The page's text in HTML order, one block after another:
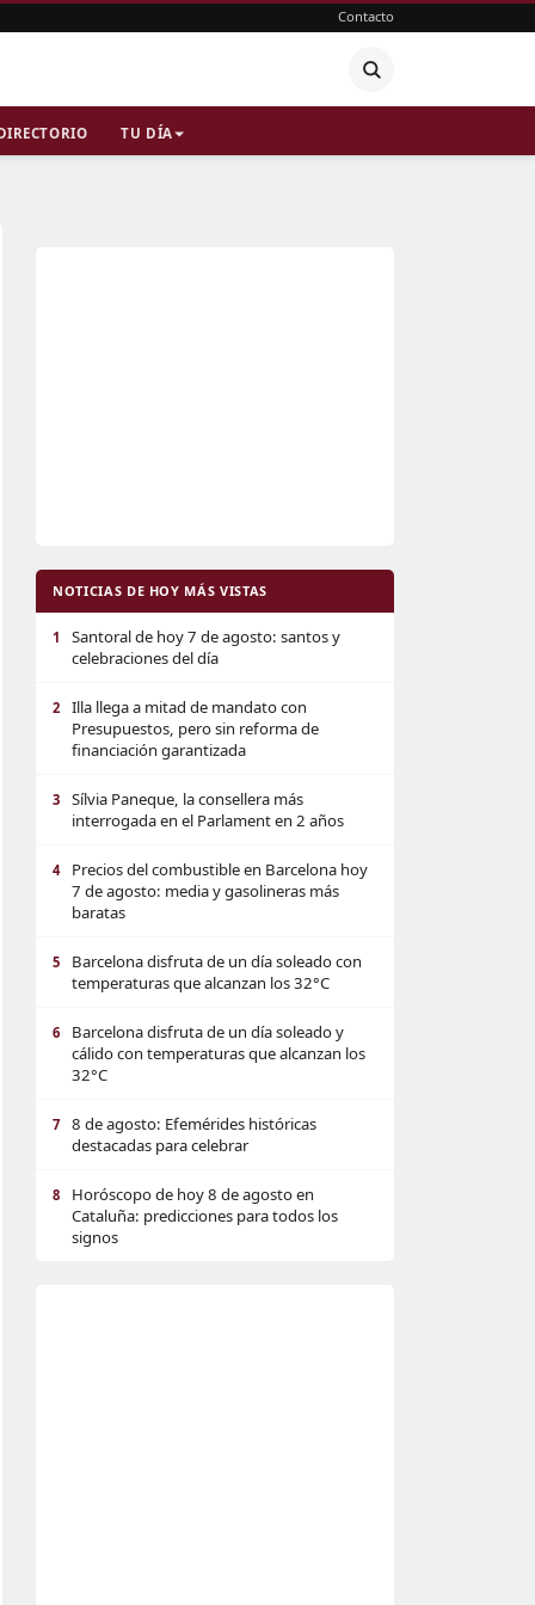
Contacto
TU DÍA
NOTICIAS DE HOY MÁS VISTAS
1
Santoral de hoy 7 de agosto: santos y
celebraciones del día
2
Illa llega a mitad de mandato con
Presupuestos, pero sin reforma de
financiación garantizada
3
Sílvia Paneque, la consellera más
interrogada en el Parlament en 2 años
4
Precios del combustible en Barcelona hoy
7 de agosto: media y gasolineras más
baratas
5
Barcelona disfruta de un día soleado con
temperaturas que alcanzan los 32°C
6
Barcelona disfruta de un día soleado y
cálido con temperaturas que alcanzan los
32°C
7
8 de agosto: Efemérides históricas
destacadas para celebrar
8
Horóscopo de hoy 8 de agosto en
Cataluña: predicciones para todos los
signos